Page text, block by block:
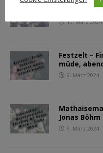
10. März 2024
Festzelt –
müde,
9. März 2024
Jonas
9. März 2024